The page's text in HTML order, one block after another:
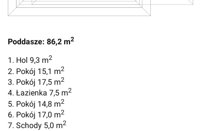
Poddasze: 86,2 m2
1. Hol 9,3 m2
2. Pokój 15,1 m2
3. Pokój 17,5 m2
4. Łazienka 7,5 m2
5. Pokój 14,8 m2
6. Pokój 17,0 m2
7. Schody 5,0 m2